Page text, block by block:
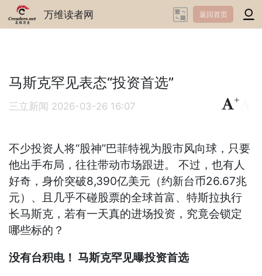
万维读者网 返回首页
马斯克罕见表态“投资首选”
三立新闻 2026-03-26 16:07
+
不少投资人将“股神”巴菲特视为股市风向球，只要
他出手布局，往往带动市场跟进。 不过，也有人
好奇，身价突破8,390亿美元（约新台币26.67兆
元）、且几乎不碰股票的全球首富、特斯拉执行
长马斯克，若有一天真的进场投资，究竟会锁定
哪些标的？
没有台积电！ 马斯克罕见曝投资首选